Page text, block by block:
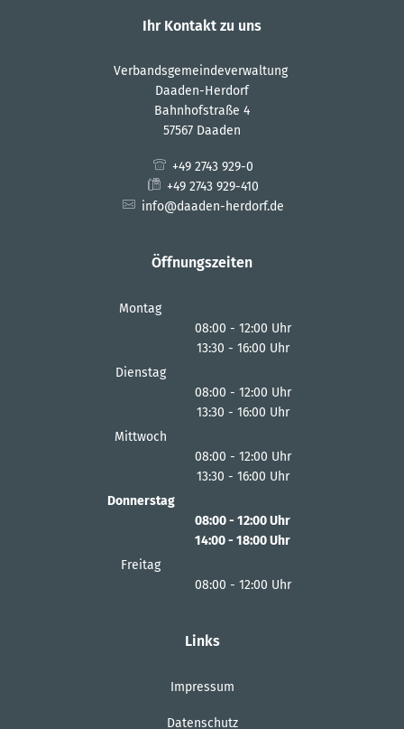
Ihr Kontakt zu uns
Verbandsgemeindeverwaltung
Daaden-Herdorf
Bahnhofstraße 4
57567 Daaden
+49 2743 929-0
+49 2743 929-410
info@daaden-herdorf.de
Öffnungszeiten
Montag
08:00 - 12:00 Uhr
Von 08:00 bis 12:00 Uhr
13:30 - 16:00 Uhr
Dienstag
08:00 - 12:00 Uhr
Von 08:00 bis 12:00 Uhr
13:30 - 16:00 Uhr
Mittwoch
08:00 - 12:00 Uhr
Von 08:00 bis 12:00 Uhr
13:30 - 16:00 Uhr
Donnerstag
08:00- 12:00Uhr
Von 08:00 bis 12:00 Uhr
14:00- 18:00Uhr
Freitag
08:00 - 12:00 Uhr
Links
Impressum
Datenschutz